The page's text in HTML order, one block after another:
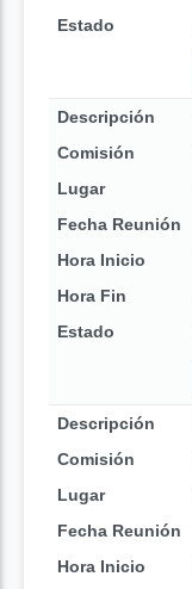
Estado
Descripción
Comisión
Lugar
Fecha Reunión
Hora Inicio
Hora Fin
Estado
Descripción
Comisión
Lugar
Fecha Reunión
Hora Inicio